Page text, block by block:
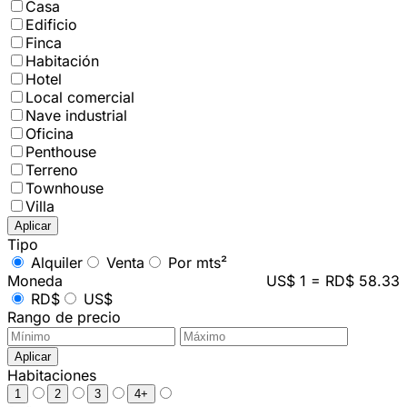
Casa
Edificio
Finca
Habitación
Hotel
Local comercial
Nave industrial
Oficina
Penthouse
Terreno
Townhouse
Villa
Aplicar
Tipo
Alquiler
Venta
Por mts²
Moneda
US$ 1 = RD$ 58.33
RD$
US$
Rango de precio
Aplicar
Habitaciones
1 2 3 4+